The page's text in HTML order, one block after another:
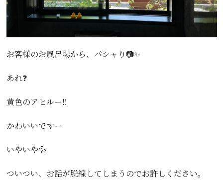
お客様のお風呂場から、パシャり📷✨
あれ❓
黄色のアヒルー‼️
かわいいですー
いやいや💦
ついつい、お話が脱線してしまうのでお許しください。